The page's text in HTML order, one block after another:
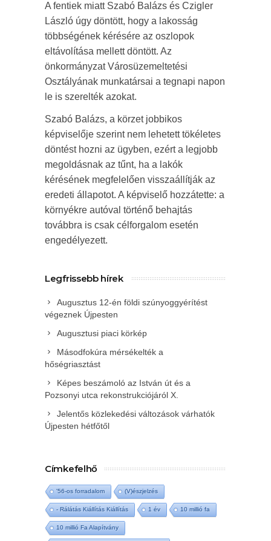
A fentiek miatt Szabó Balázs és Czigler
László úgy döntött, hogy a lakosság
többségének kérésére az oszlopok
eltávolítása mellett döntött. Az
önkormányzat Városüzemeltetési
Osztályának munkatársai a tegnapi napon
le is szerelték azokat.
Szabó Balázs, a körzet jobbikos
képviselője szerint nem lehetett tökéletes
döntést hozni az ügyben, ezért a legjobb
megoldásnak az tűnt, ha a lakók
kérésének megfelelően visszaállítják az
eredeti állapotot. A képviselő hozzátette: a
környékre autóval történő behajtás
továbbra is csak célforgalom esetén
engedélyezett.
Legfrissebb hírek
Augusztus 12-én földi szúnyoggyérítést
végeznek Újpesten
Augusztusi piaci körkép
Másodfokúra mérsékelték a
hőségriasztást
Képes beszámoló az István út és a
Pozsonyi utca rekonstrukciójáról X.
Jelentős közlekedési változások várhatók
Újpesten hétfőtől
Címkefelhő
'56-os forradalom (V)észjelzés
- Rálátás Kiállítás Kiállítás 1 év 10 millió fa
10 millió Fa Alapítvány